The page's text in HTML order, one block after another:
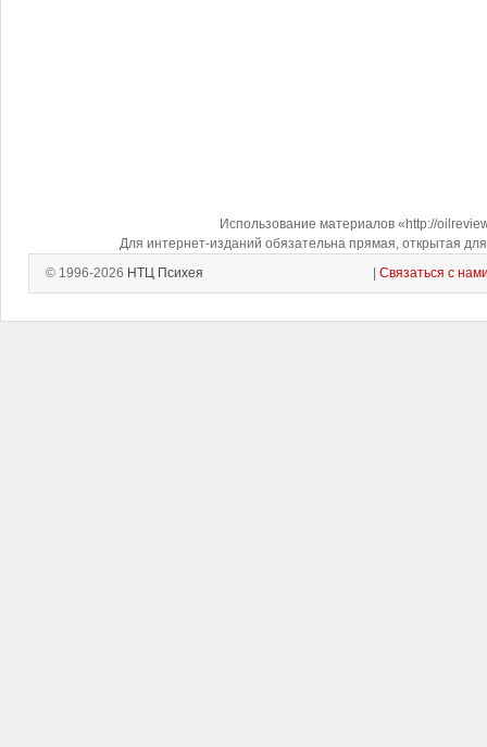
Использование материалов «http://
Для интернет-изданий обязательна прямая, открытая
© 1996-2026 НТЦ Психея Связаться с